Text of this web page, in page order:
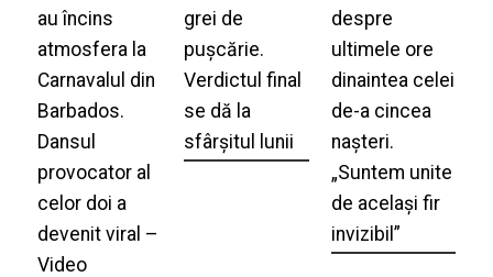
au încins
atmosfera la
Carnavalul din
Barbados.
Dansul
provocator al
celor doi a
devenit viral –
Video
grei de
pușcărie.
Verdictul final
se dă la
sfârșitul lunii
despre
ultimele ore
dinaintea celei
de-a cincea
nașteri.
„Suntem unite
de același fir
invizibil”